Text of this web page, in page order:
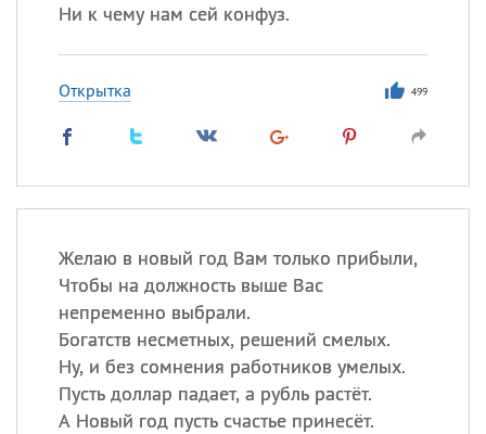
Ни к чему нам сей конфуз.
Открытка 499
Желаю в новый год Вам только прибыли,
Чтобы на должность выше Вас
непременно выбрали.
Богатств несметных, решений смелых.
Ну, и без сомнения работников умелых.
Пусть доллар падает, а рубль растёт.
А Новый год пусть счастье принесёт.